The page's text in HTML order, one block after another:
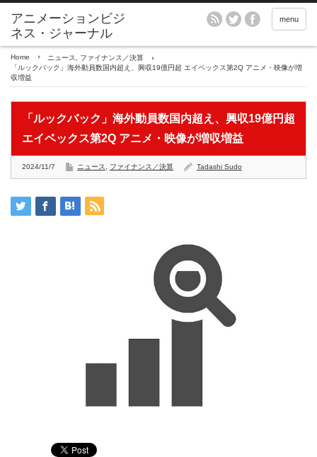
アニメーションビジ
ネス・ジャーナル
menu
Home ニュース
ファイナンス／決算
「ルックバック」海外動員数国内超え、興収19億円超 エイベックス第2Q アニメ・映像が増
収増益
「ルックバック」海外動員数国内超え、興収19億円超
エイベックス第2Q アニメ・映像が増収増益
2024/11/7 ニュース ファイナンス／決算 Tadashi Sudo